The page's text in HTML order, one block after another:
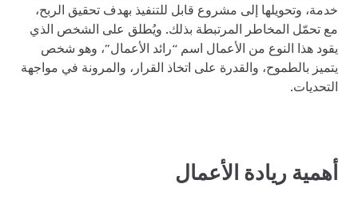
خدمة، وتحويلها إلى مشروع قابل للتنفيذ بهدف تحقيق الربح،
مع تحمّل المخاطر المرتبطة بذلك. ويُطلق على الشخص الذي
يقود هذا النوع من الأعمال اسم “رائد الأعمال”، وهو شخص
يتميز بالطموح، والقدرة على اتخاذ القرار، والمرونة في مواجهة
التحديات.
أهمية ريادة الأعمال